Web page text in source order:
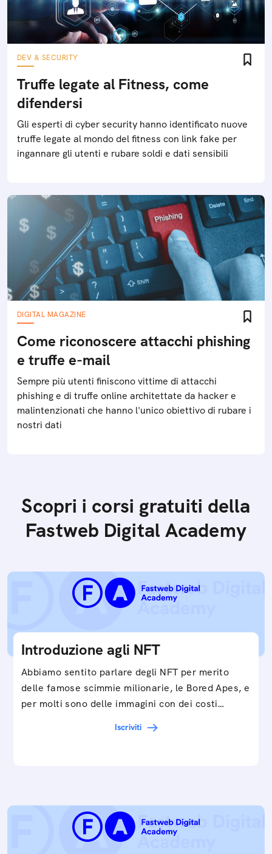
DEV & SECURITY
Truffe legate al Fitness, come
difendersi
Gli esperti di cyber security hanno identificato nuove
truffe legate al mondo del fitness con link fake per
ingannare gli utenti e rubare soldi e dati sensibili
DIGITAL MAGAZINE
Come riconoscere attacchi phishing
e truffe e-mail
Sempre più utenti finiscono vittime di attacchi
phishing e di truffe online architettate da hacker e
malintenzionati che hanno l'unico obiettivo di rubare i
nostri dati
Scopri i corsi gratuiti della
Fastweb Digital Academy
Introduzione agli NFT
Abbiamo sentito parlare degli NFT per merito
delle famose scimmie milionarie, le Bored Apes, e
per molti sono delle immagini con dei costi…
Iscriviti